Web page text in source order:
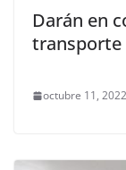
Darán en
transporte
octubre 11, 2022